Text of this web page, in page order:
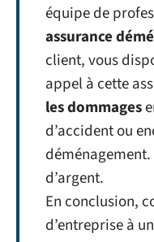
équipe de
assurance
client, vous
appel à cette
les dommages
d’accident ou
d’argent.
En conclusion,
d’entreprise à